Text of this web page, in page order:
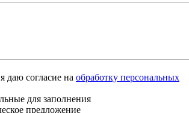
даю согласие на обработку персональных
для заполнения
предложение